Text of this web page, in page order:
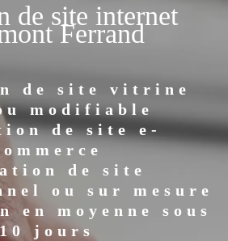
de site internet
Ferrand
de site vitrine
modifiable
de site e-
de site
ou sur mesure
en moyenne sous
10 jours